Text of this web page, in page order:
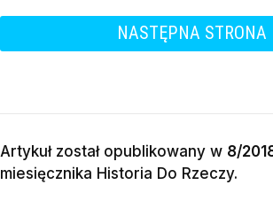
NASTĘPNA STRONA
Artykuł został opublikowany w 8/
miesięcznika Historia Do Rzeczy.